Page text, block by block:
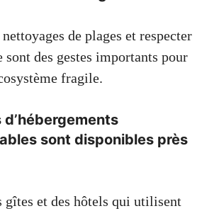
de plages et respecter
sont des gestes importants pour
fragile.
sont disponibles près
gîtes et des hôtels qui utilisent